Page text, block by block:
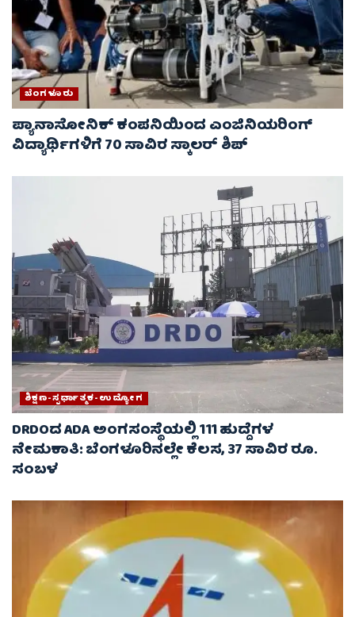
ಬೆಂಗಳೂರು
ಪ್ಯಾನಾಸೋನಿಕ್ ಕಂಪನಿಯಿಂದ ಎಂಜಿನಿಯರಿಂಗ್
ವಿದ್ಯಾರ್ಥಿಗಳಿಗೆ 70 ಸಾವಿರ ಸ್ಕಾಲರ್ ಶಿಪ್
ಶಿಕ್ಷಣ-ಸ್ಪರ್ಧಾತ್ಮಕ-ಉದ್ಯೋಗ
DRDOದ ADA ಅಂಗಸಂಸ್ಥೆಯಲ್ಲಿ 111 ಹುದ್ದೆಗಳ
ನೇಮಕಾತಿ: ಬೆಂಗಳೂರಿನಲ್ಲೇ ಕೆಲಸ, 37 ಸಾವಿರ ರೂ.
ಸಂಬಳ